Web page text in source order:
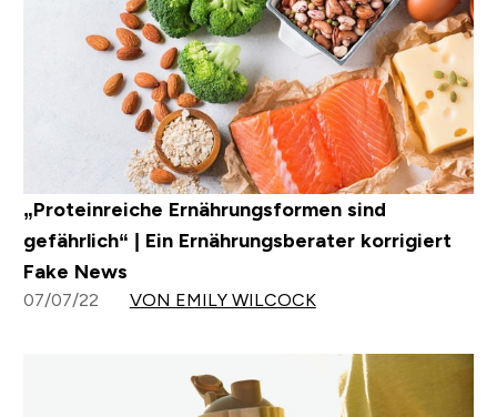
„Proteinreiche Ernährungsformen sind
gefährlich“ | Ein Ernährungsberater korrigiert
Fake News
07/07/22 VON EMILY WILCOCK